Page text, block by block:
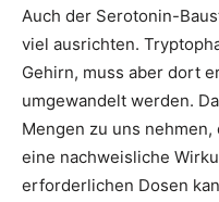
Auch der Serotonin-
viel ausrichten.
Gehirn, muss aber dort
umgewandelt werden.
Mengen zu uns
eine nachweisliche
erforderlichen Dosen